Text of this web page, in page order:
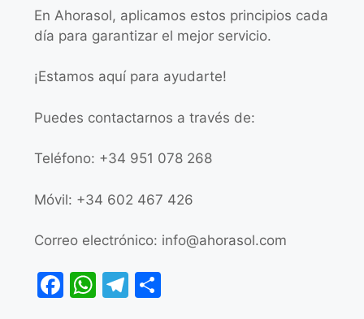
En Ahorasol, aplicamos estos principios cada
día para garantizar el mejor servicio.
¡Estamos aquí para ayudarte!
Puedes contactarnos a través de:
Teléfono: +34 951 078 268
Móvil: +34 602 467 426
Correo electrónico: info@ahorasol.com
F
W T